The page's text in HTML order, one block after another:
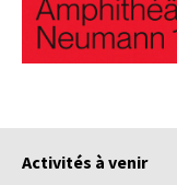
Activités à venir